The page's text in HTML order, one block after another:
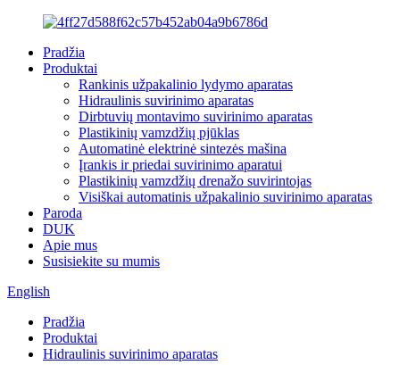
Pradžia
Produktai
Rankinis užpakalinio lydymo aparatas
Hidraulinis suvirinimo aparatas
Dirbtuvių montavimo suvirinimo aparatas
Plastikinių vamzdžių pjūklas
Automatinė elektrinė sintezės mašina
Įrankis ir priedai suvirinimo aparatui
Plastikinių vamzdžių drenažo suvirintojas
Visiškai automatinis užpakalinio suvirinimo aparatas
Paroda
DUK
Apie mus
Susisiekite su mumis
English
Pradžia
Produktai
Hidraulinis suvirinimo aparatas